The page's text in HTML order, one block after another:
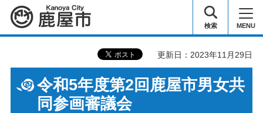
鹿屋市 検索 MENU
更新日：2023年11月29日
令和5年度第2回鹿屋市男女共
同参画審議会